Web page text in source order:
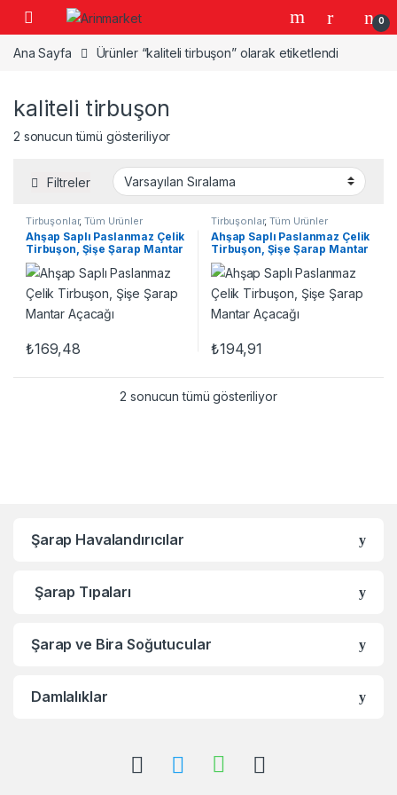
Gezinme geç
İçeriğe geç
0
Ana Sayfa Ürünler “kaliteli tirbuşon” olarak etiketlendi
kaliteli tirbuşon
2 sonucun tümü gösteriliyor
Filtreler
Tirbuşonlar,Tüm Ürünler
Ahşap Saplı Paslanmaz Çelik
Tirbuşon, Şişe Şarap Mantar
Açacağı
₺169,48
Tirbuşonlar,Tüm Ürünler
Ahşap Saplı Paslanmaz Çelik
Tirbuşon, Şişe Şarap Mantar
Açacağı
₺194,91
2 sonucun tümü gösteriliyor
Şarap Havalandırıcılar
Şarap Tıpaları
Şarap ve Bira Soğutucular
Damlalıklar